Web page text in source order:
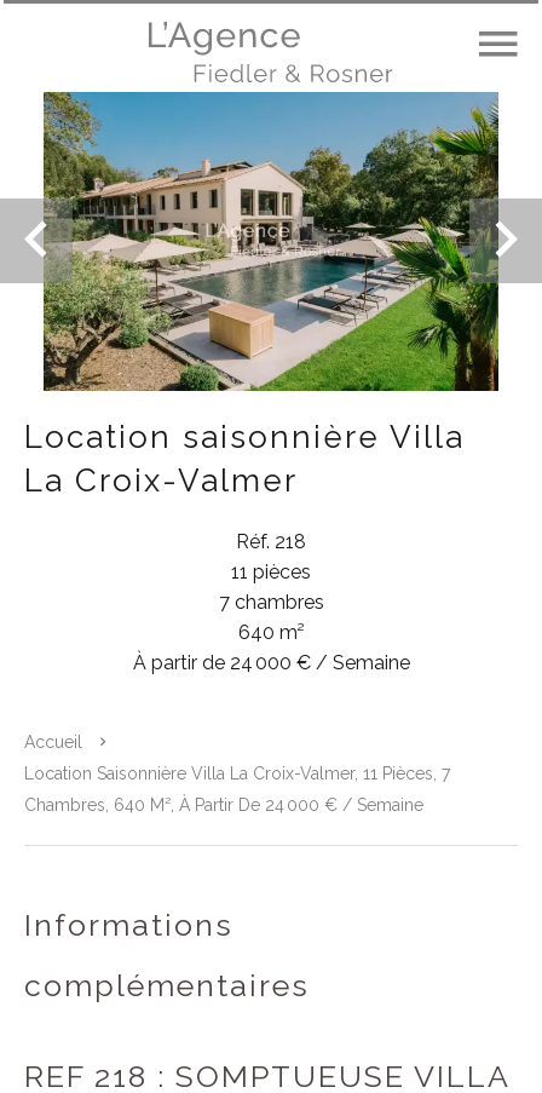
Location saisonnière Villa
La Croix-Valmer
Réf. 218
11 pièces
7 chambres
640 m²
À partir de 24 000 € / Semaine
Accueil
Location Saisonnière Villa La Croix-Valmer, 11 Pièces, 7
Chambres, 640 M², À Partir De 24 000 € / Semaine
Informations
complémentaires
REF 218 : SOMPTUEUSE VILLA